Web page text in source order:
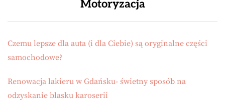
Motoryzacja
Czemu lepsze dla auta (i dla Ciebie) są oryginalne części
samochodowe?
Renowacja lakieru w Gdańsku- świetny sposób na
odzyskanie blasku karoserii